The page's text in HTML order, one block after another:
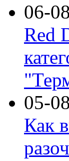
06-
Red
05-
Как